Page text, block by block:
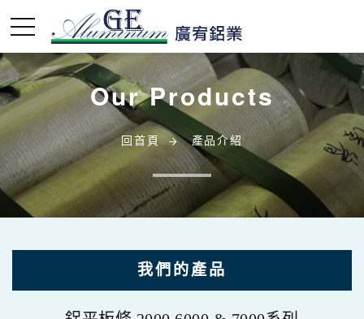
Our Products
回首頁 產品介紹
我們的產品
鋁無縫圓管 2000 6000 & 7000 系列